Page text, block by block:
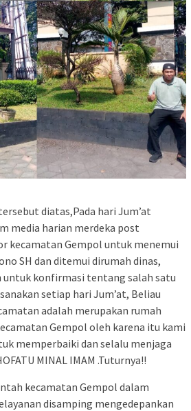
diatas,Pada hari Jum’at
media harian merdeka post
kecamatan Gempol untuk menemui
SH dan ditemui dirumah dinas,
untuk konfirmasi tentang salah satu
setiap hari Jum’at, Beliau
adalah merupakan rumah
Gempol oleh karena itu kami
memperbaiki dan selalu menjaga
MINAL IMAM .Tuturnya!!
kecamatan Gempol dalam
disamping mengedepankan